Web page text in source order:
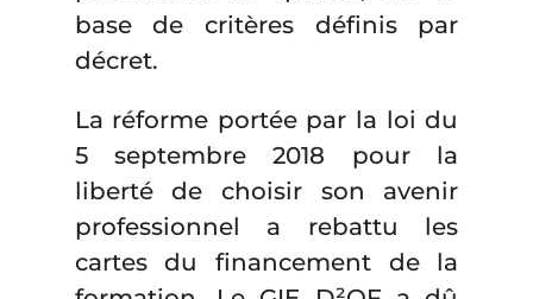
base de critères définis par
décret.
La réforme portée par la loi du
5 septembre 2018 pour la
liberté de choisir son avenir
professionnel a rebattu les
cartes du financement de la